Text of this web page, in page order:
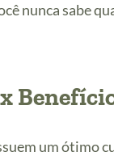
nunca sabe
um ótimo